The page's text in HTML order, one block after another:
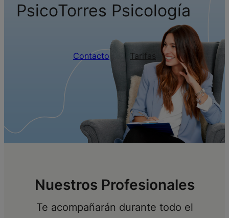
PsicoTorres Psicología
Contacto Tarifas
Nuestros Profesionales
Te acompañarán durante todo el